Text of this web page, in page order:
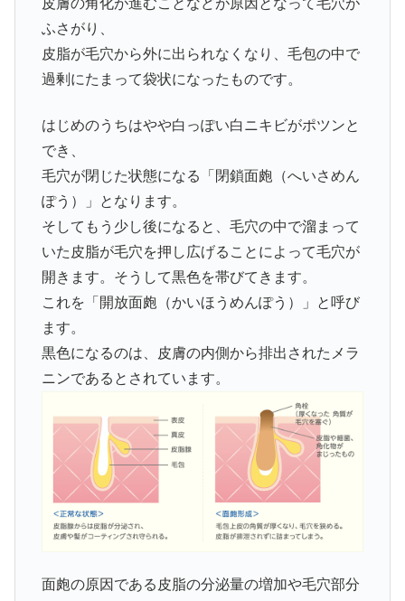
皮膚の角化が進むことなどが原因となって毛穴が
ふさがり、
皮脂が毛穴から外に出られなくなり、毛包の中で
過剰にたまって袋状になったものです。
はじめのうちはやや白っぽい白ニキビがポツンと
でき、
毛穴が閉じた状態になる「閉鎖面皰（へいさめん
ぽう）」となります。
そしてもう少し後になると、毛穴の中で溜まって
いた皮脂が毛穴を押し広げることによって毛穴が
開きます。そうして黒色を帯びてきます。
これを「開放面皰（かいほうめんぽう）」と呼び
ます。
黒色になるのは、皮膚の内側から排出されたメラ
ニンであるとされています。
面皰の原因である皮脂の分泌量の増加や毛穴部分